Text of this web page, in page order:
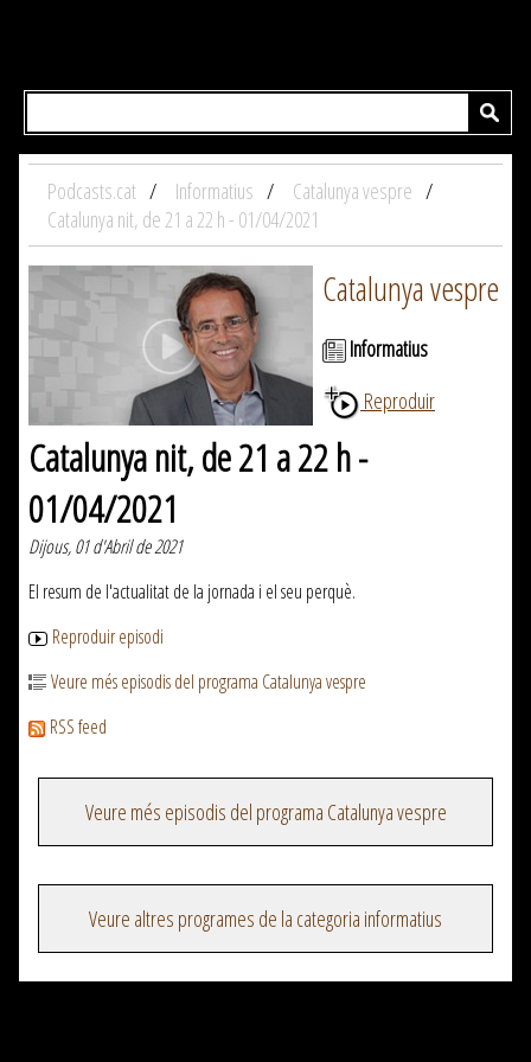
Podcasts.cat Informatius
Catalunya vespre
Catalunya nit, de 21 a 22 h - 01/04/2021
Catalunya vespre
Informatius
Reproduir
Catalunya nit, de 21 a 22 h -
01/04/2021
Dijous, 01 d'Abril de 2021
El resum de l'actualitat de la jornada i el seu perquè.
Reproduir episodi
Veure més episodis del programa Catalunya vespre
RSS feed
Veure més episodis del programa Catalunya vespre
Veure altres programes de la categoria informatius